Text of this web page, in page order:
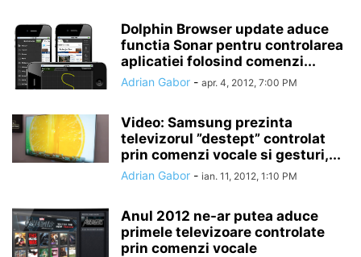
Dolphin Browser update aduce
functia Sonar pentru controlarea
aplicatiei folosind comenzi...
Adrian Gabor - apr. 4, 2012, 7:00 PM
Video: Samsung prezinta
televizorul ”destept” controlat
prin comenzi vocale si gesturi,...
Adrian Gabor - ian. 11, 2012, 1:10 PM
Anul 2012 ne-ar putea aduce
primele televizoare controlate
prin comenzi vocale